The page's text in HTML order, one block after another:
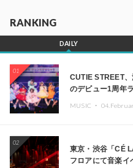
RANKING
DAILY
01
CUTIE STREET
のデビュー1周年
MUSIC ・
02
東京・渋谷「CÉ
フロアにて音楽